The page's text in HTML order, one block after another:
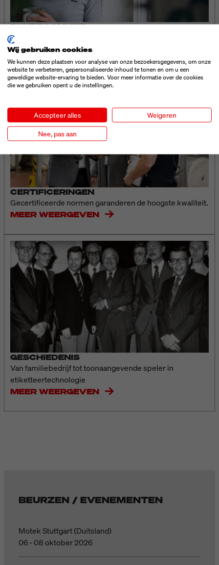
DUURZAAMHEID
Samen succesvol, met oog voor verantwoordelijkheid.
MEER WEERGEVEN
CERTIFICERINGEN
Gecertificeerde normen garanderen de hoogste kwaliteit.
MEER WEERGEVEN
GESCHIEDENIS
Van familiebedrijf tot toonaangevende speler in
etiketteertechnologie
MEER WEERGEVEN
BEURZEN / EVENEMENTEN
Motek Stuttgart (Duitsland)
06 - 08 oktober 2026
Wij gebruiken cookies
We kunnen deze plaatsen voor analyse van onze bezoekersgegevens, om onze
website te verbeteren, gepersonaliseerde inhoud te tonen en om u een
geweldige website-ervaring te bieden. Voor meer informatie over de cookies
die we gebruiken opent u de instellingen.
Accepteer alles Weigeren
Nee, pas aan